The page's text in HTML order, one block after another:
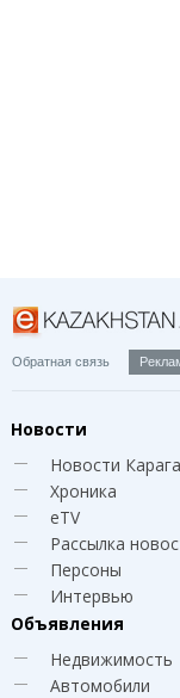
Обратная связь
Новости
Новости
Хроника
eTV
Рассылка
Персоны
Интервью
Объявления
Недвижимость
Автомобили